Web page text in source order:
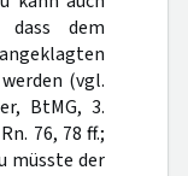
dass dem
(vgl.
BtMG, 3.
76, 78 ff.;
müsste der